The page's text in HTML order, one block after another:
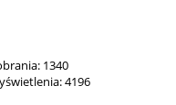
1340
4196